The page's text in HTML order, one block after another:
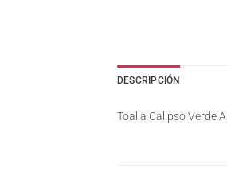
DESCRIPCIÓN
Toalla Calipso Verde